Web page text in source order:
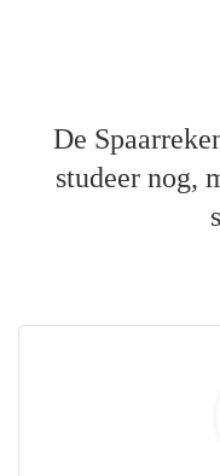
De
studeer nog,